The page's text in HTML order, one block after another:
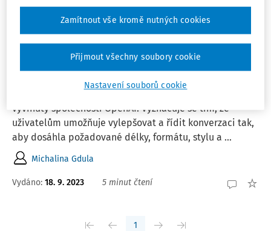
Nejstarší
ČLÁNKY
Kdy mohu ve škole používat ChatGPT?
ChatGPT (Chat Generative Pre-Trained Transformer) je
jazykový model založený na umělé inteligenci (AI)
vyvinutý společností OpenAI. Vyznačuje se tím, že
uživatelům umožňuje vylepšovat a řídit konverzaci tak,
aby dosáhla požadované délky, formátu, stylu a ...
Michalina Gdula
Vydáno: 18. 9. 2023 5 minut čtení
1
Nastavení souborů cookie
Zamítnout vše kromě nutných cookies
Přijmout všechny soubory cookie